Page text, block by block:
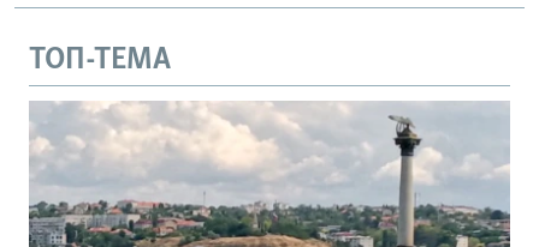
ТОП-ТЕМА